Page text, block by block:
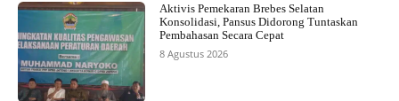
Aktivis Pemekaran Brebes Selatan
Konsolidasi, Pansus Didorong Tuntaskan
Pembahasan Secara Cepat
8 Agustus 2026